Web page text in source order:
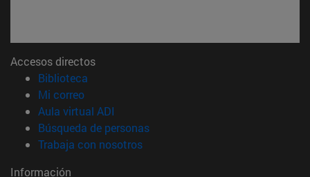
Accesos directos
Biblioteca
Mi correo(abre en nueva ventana)
Aula virtual ADI
Búsqueda de personas(abre en nueva ventana)
Trabaja con nosotros(abre en nueva ventana)
Información